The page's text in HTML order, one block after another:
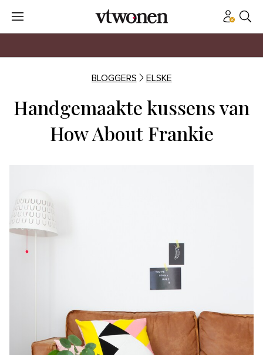
BLOGGERS ELSKE
Handgemaakte kussens van
How About Frankie